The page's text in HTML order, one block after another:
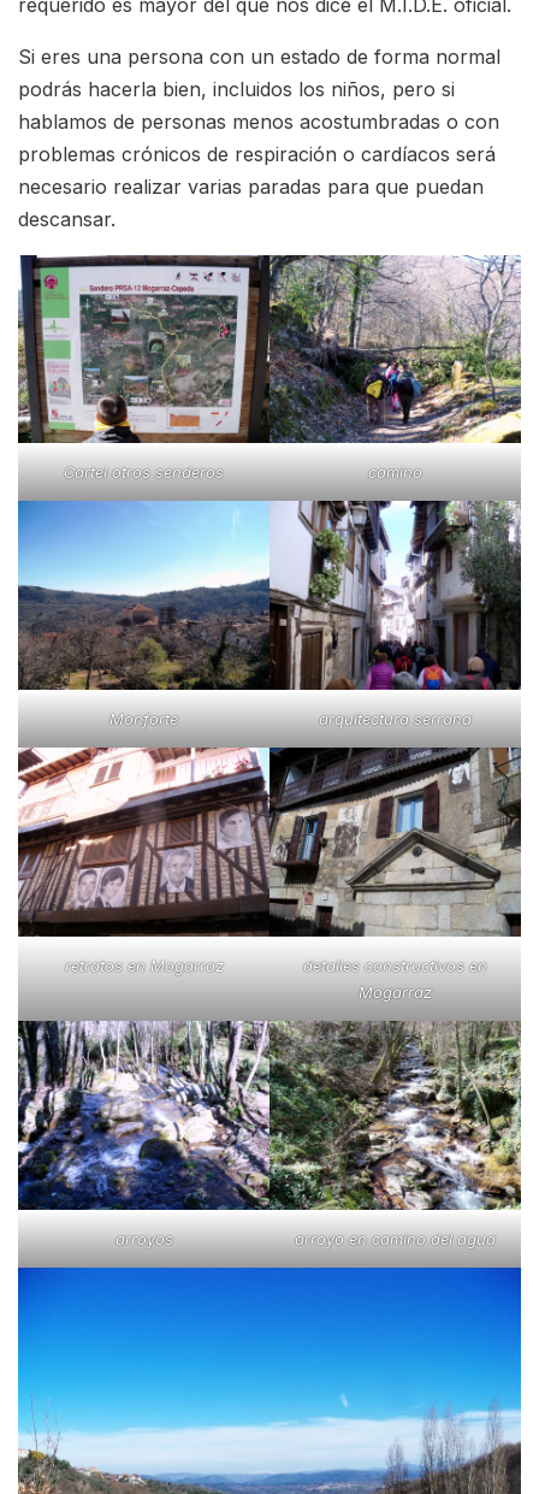
Si eres una persona con un estado de forma normal
podrás hacerla bien, incluidos los niños, pero si
hablamos de personas menos acostumbradas o con
problemas crónicos de respiración o cardíacos será
necesario realizar varias paradas para que puedan
descansar.
Cartel otros senderos camino
Monforte arquitectura serrana
retratos en Mogarraz
detalles constructivos en
Mogarraz
arroyos arroyo en camino del agua